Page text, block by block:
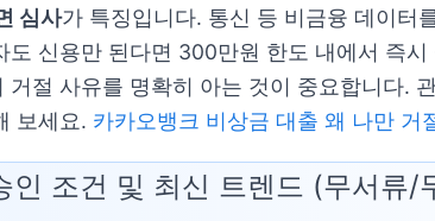
심사가 특징입니다. 통신 등 비금융 데이터
도 신용만 된다면 300만원 한도 내에서 즉
거절 사유를 명확히 아는 것이 중요합니다.
보세요. 카카오뱅크 비상금 대출 왜 나만 거
인 조건 및 최신 트렌드 (무서류/